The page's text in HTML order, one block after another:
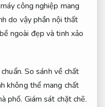
công nghiệp mang
do vậy phần nội thất
ngoài đẹp và tinh xảo
So sánh về chất
không thể mang chất
phố. Giám sát chặt chẽ.